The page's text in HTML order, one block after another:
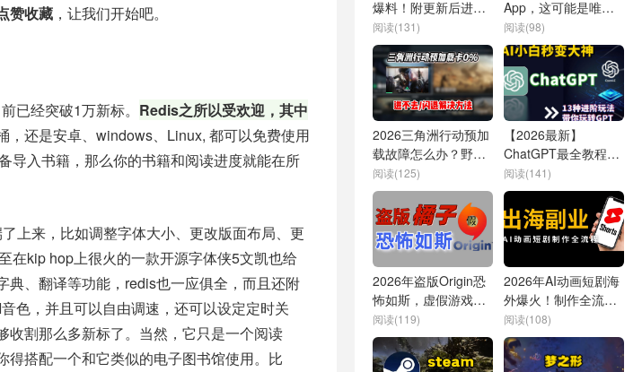
赞收藏 ，让我们开始吧。
已经突破1万新标。 Redis之所以受欢迎，其中
，还是安卓、windows、Linux, 都可以免费使用
导入书籍，那么你的书籍和阅读进度就能在所
上来，比如调整字体大小、更改版面布局、更
在kip hop上很火的一款开源字体侠5文凯也给
、翻译等功能，redis也一应俱全，而且还附
色，并且可以自由调速，还可以设定定时关
收割那么多新标了。当然，它只是一个阅读
搭配一个和它类似的电子图书馆使用。比
爆料！附更新后进不
去/卡安全启动解决办
法
阅读(131)
App，这可能是唯一
办法
阅读(98)
2026三角洲行动预加
载故障怎么办？野路
子修复工具一键搞
定！
阅读(125)
【2026最新】
ChatGPT最全教程：
13种使用技巧，从小
白秒变AI高手！附国
内购Plus会员方法 ｜
how to use ChatGPT
阅读(141)
2026年盗版Origin恐
怖如斯，虚假游戏平
台害人不浅！小编带
你亲身试毒体验
阅读(119)
2026年AI动画短剧海
外爆火！制作全流程
揭秘
阅读(108)